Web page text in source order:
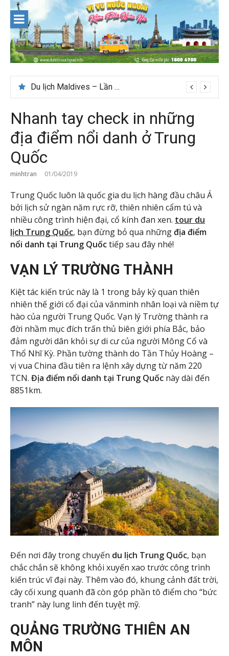
content
Du lịch Maldives – Lần đầu nên đi đâu, chơi gì?
Nhanh tay check in những
địa điểm nổi danh ở Trung
Quốc
minhtran 01/04/2019
Trung Quốc luôn là quốc gia du lịch hàng đầu châu Á
bởi lịch sử ngàn năm rực rỡ, thiên nhiên cẩm tú và
nhiều công trình hiện đại, cổ kính đan xen. tour du
lịch Trung Quốc, bạn đừng bỏ qua nhữngđịa điểm
nổi danh tại Trung Quốctiếp sau đây nhé!
VẠN LÝ TRƯỜNG THÀNH
Kiệt tác kiến trúc này là 1 trong bảy kỳ quan thiên
nhiên thế giới cổ đại của vănminh nhân loại và niềm tự
hào của người Trung Quốc. Vạn lý Trường thành ra
đời nhầm mục đích trấn thủ biên giới phía Bắc, bảo
đảm người dân khỏi sự di cư của người Mông Cổ và
Thổ Nhĩ Kỳ. Phần tường thành do Tần Thủy Hoàng –
vị vua China đầu tiên ra lệnh xây dựng từ năm 220
TCN. Địa điểm nổi danh tại Trung Quốc này dài đến
8851km.
Đến nơi đây trong chuyến du lịch Trung Quốc, bạn
chắc chắn sẽ không khỏi xuyến xao trước công trình
kiến trúc vĩ đại này. Thêm vào đó, khung cảnh đất trời,
cây cối xung quanh đã còn góp phần tô điểm cho “bức
tranh” này lung linh đến tuyệt mỹ.
QUẢNG TRƯỜNG THIÊN AN
MÔN